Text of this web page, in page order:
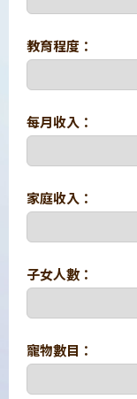
教育程度：
每月收入：
家庭收入：
子女人數：
寵物數目：